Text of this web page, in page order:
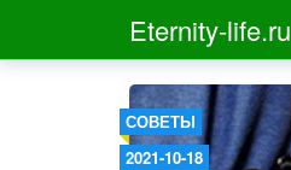
Eternity-life.ru
СОВЕТЫ
2021-10-18